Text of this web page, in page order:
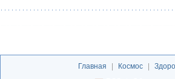
Главная | Космос |